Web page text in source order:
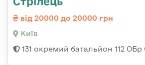
від 20000 до 20000 грн
Київ
131 окремий батальйон 112